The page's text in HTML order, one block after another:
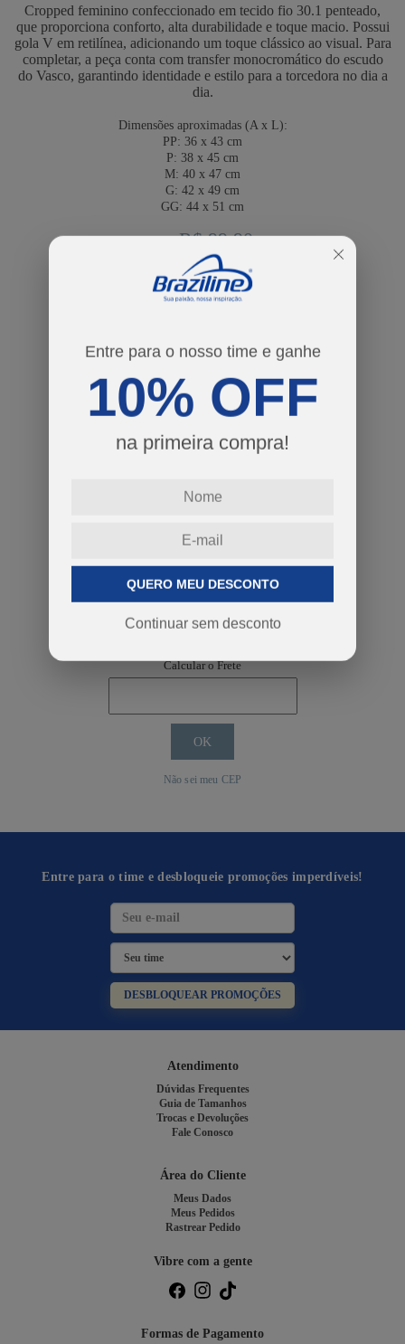
Entre para o nosso time e ganhe
10% OFF
na primeira compra!
QUERO MEU DESCONTO
Continuar sem desconto
Cropped feminino confeccionado em tecido fio 30.1 penteado,
que proporciona conforto, alta durabilidade e toque macio. Possui
gola V em retilínea, adicionando um toque clássico ao visual. Para
completar, a peça conta com transfer monocromático do escudo
do Vasco, garantindo identidade e estilo para a torcedora no dia a
dia.
Dimensões aproximadas (A x L):
PP: 36 x 43 cm
P: 38 x 45 cm
M: 40 x 47 cm
G: 42 x 49 cm
GG: 44 x 51 cm
Por:R$ 99,90
R$ 49,95
cores
PP P GG
COMPRAR
Calcular o Frete
Não sei meu CEP
Entre para o time e desbloqueie promoções imperdíveis!
DESBLOQUEAR PROMOÇÕES
Atendimento
Dúvidas Frequentes
Guia de Tamanhos
Trocas e Devoluções
Fale Conosco
Área do Cliente
Meus Dados
Meus Pedidos
Rastrear Pedido
Vibre com a gente
Formas de Pagamento